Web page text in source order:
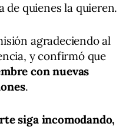
de quienes la quieren.
agradeciendo al
y confirmó que
con nuevas
.
siga incomodando,